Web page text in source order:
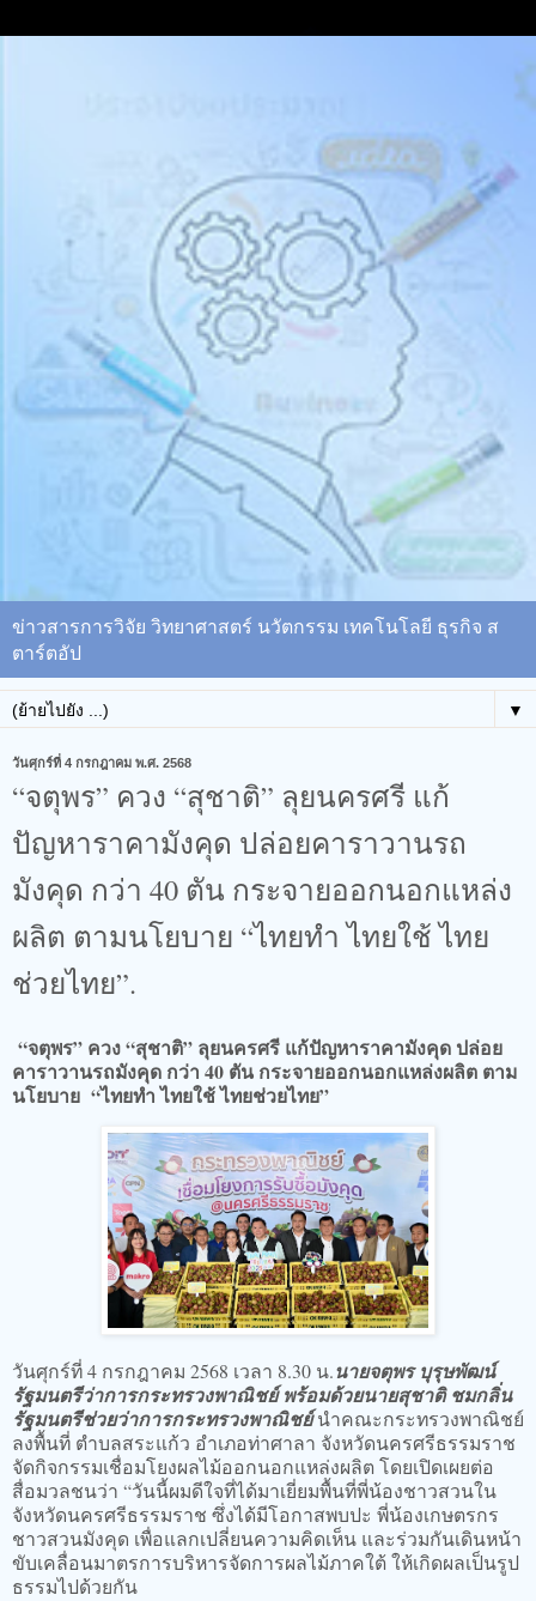
ข่าวสารการวิจัย วิทยาศาสตร์ นวัตกรรม เทคโนโลยี ธุรกิจ ส
ตาร์ตอัป
▼
วันศุกร์ที่ 4 กรกฎาคม พ.ศ. 2568
“จตุพร” ควง “สุชาติ” ลุยนครศรี แก้
ปัญหาราคามังคุด ปล่อยคาราวานรถ
มังคุด กว่า 40 ตัน กระจายออกนอกแหล่ง
ผลิต ตามนโยบาย “ไทยทำ ไทยใช้ ไทย
ช่วยไทย”.
“จตุพร” ควง “สุชาติ” ลุยนครศรี แก้ปัญหาราคามังคุด ปล่อย
คาราวานรถมังคุด กว่า 40 ตัน กระจายออกนอกแหล่งผลิต ตาม
นโยบาย “ไทยทำ ไทยใช้ ไทยช่วยไทย”
วันศุกร์ที่ 4 กรกฎาคม 2568 เวลา 8.30 น.นายจตุพร บุรุษพัฒน์
รัฐมนตรีว่าการกระทรวงพาณิชย์ พร้อมด้วยนายสุชาติ ชมกลิ่น
รัฐมนตรีช่วยว่าการกระทรวงพาณิชย์นำคณะกระทรวงพาณิชย์
ลงพื้นที่ ตำบลสระแก้ว อำเภอท่าศาลา จังหวัดนครศรีธรรมราช
จัดกิจกรรมเชื่อมโยงผลไม้ออกนอกแหล่งผลิต โดยเปิดเผยต่อ
สื่อมวลชนว่า “วันนี้ผมดีใจที่ได้มาเยี่ยมพื้นที่พี่น้องชาวสวนใน
จังหวัดนครศรีธรรมราช ซึ่งได้มีโอกาสพบปะ พี่น้องเกษตรกร
ชาวสวนมังคุด เพื่อแลกเปลี่ยนความคิดเห็น และร่วมกันเดินหน้า
ขับเคลื่อนมาตรการบริหารจัดการผลไม้ภาคใต้ ให้เกิดผลเป็นรูป
ธรรมไปด้วยกัน